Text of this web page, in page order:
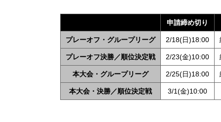
申請締め切り
プレーオフ・グループリーグ 2/18(日)18:00
プレーオフ決勝／順位決定戦 2/23(金)10:00
本大会・グループリーグ 2/25(日)18:00
本大会・決勝／順位決定戦 3/1(金)10:00